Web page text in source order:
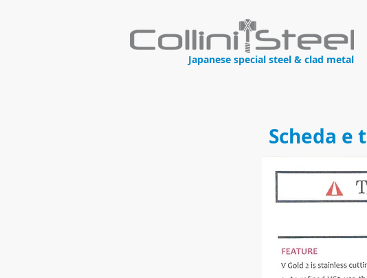
Japanese special steel & clad metal
Scheda e